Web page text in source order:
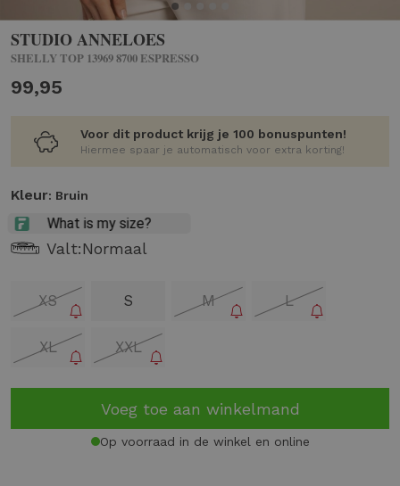
STUDIO ANNELOES
SHELLY TOP 13969 8700 ESPRESSO
99,95
Voor dit product krijg je 100 bonuspunten!
Hiermee spaar je automatisch voor extra korting!
Kleur: Bruin
Valt:Normaal
XS S M L
XL XXL
Voeg toe aan winkelmand
Op voorraad in de winkel en online